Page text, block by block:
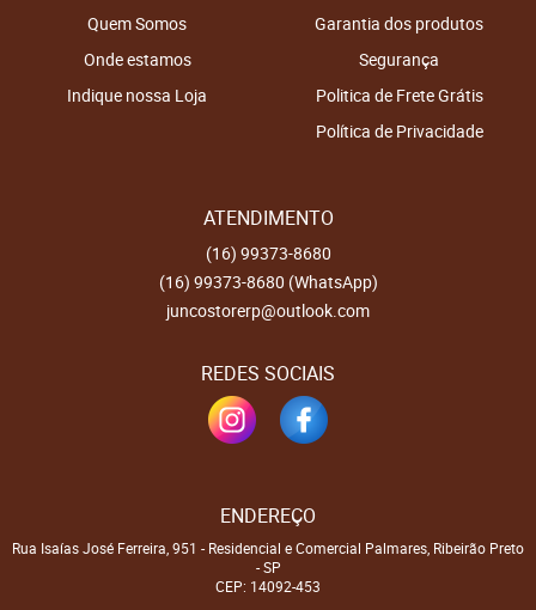
Quem Somos
Onde estamos
Indique nossa Loja
Garantia dos produtos
Segurança
Politica de Frete Grátis
Política de Privacidade
ATENDIMENTO
(16) 99373-8680
(16) 99373-8680 (WhatsApp)
juncostorerp@outlook.com
REDES SOCIAIS
ENDEREÇO
Rua Isaías José Ferreira, 951 - Residencial e Comercial Palmares, Ribeirão Preto
-SP
CEP: 14092-453